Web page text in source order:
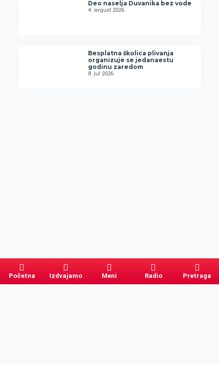
Deo naselja Duvanika bez vode
4. avgust 2026.
Besplatna školica plivanja
organizuje se jedanaestu
godinu zaredom
8. jul 2026.
Početna Izdvajamo Meni Radio Pretraga